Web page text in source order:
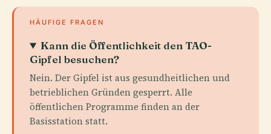
HÄUFIGE FRAGEN
Kann die Öffentlichkeit den TAO-
Gipfel besuchen?
Nein. Der Gipfel ist aus gesundheitlichen und
betrieblichen Gründen gesperrt. Alle
öffentlichen Programme finden an der
Basisstation statt.